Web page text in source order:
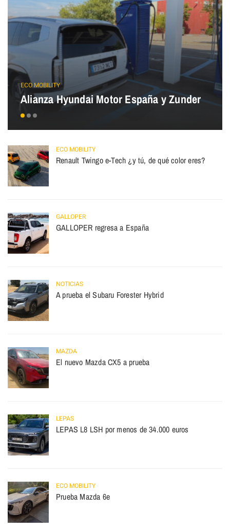
ECO MOBILITY
Alianza Hyundai Motor España y Zunder
ECO MOBILITY
Renault Twingo e-Tech ¿y tú, de qué color eres?
GALLOPER
GALLOPER regresa a España
NOTICIAS
A prueba el Subaru Forester Hybrid
MAZDA
El nuevo Mazda CX5 a prueba
LEPAS
LEPAS L8 LSH por menos de 34.000 euros
ECO MOBILITY
Prueba Mazda 6e